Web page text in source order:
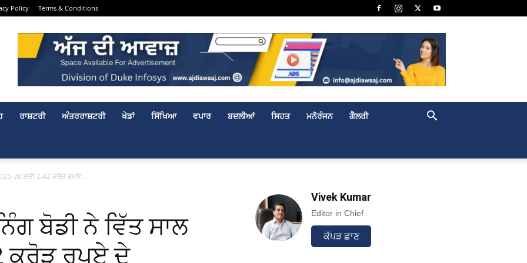
Policy Terms & Conditions
ਰਾਸ਼ਟਰੀ ਅੰਤਰਰਾਸ਼ਟਰੀ ਖੇਡਾਂ ਸਿੱਖਿਆ ਵਪਾਰ ਬਦਲੀਆਂ ਸਿਹਤ ਮਨੋਰੰਜਨ ਗੈਲਰੀ
26 ਲਈ 2.42 ਕਰੋੜ ਰੁਪਏ...
ਬੋਡੀ ਨੇ ਵਿੱਤ ਸਾਲ
ਕਰੋੜ ਰੁਪਏ ਦੇ
Vivek Kumar
Editor in Chief
ਕੱਪੜ ਛਾਣ